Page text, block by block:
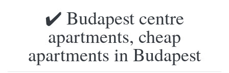
✔️ Budapest centre
apartments, cheap
apartments in Budapest